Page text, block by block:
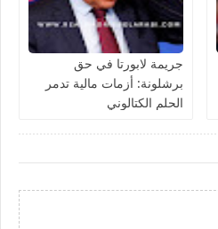
جريمة لابورتا في حق
برشلونة: أزمات مالية تدمر
الحلم الكتالوني